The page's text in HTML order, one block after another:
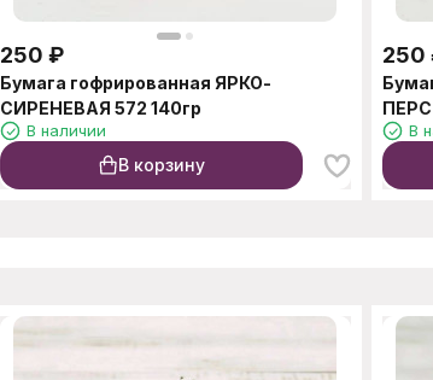
250 ₽
Бумага гофрированная ЯРКО-
СИРЕНЕВАЯ 572 140гр
В наличии
В корзину
250
В